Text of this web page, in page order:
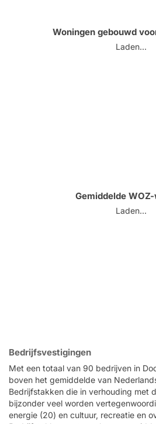
Woningen gebouwd
Laden...
Gemiddelde
Laden...
Bedrijfsvestigingen
Met een totaal van 90 bedrijven in
boven het gemiddelde van
Bedrijfstakken die in verhouding met
bijzonder veel worden
energie (20) en cultuur, recreatie en